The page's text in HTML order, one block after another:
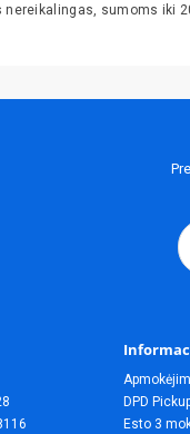
sumoms iki
DPD
Esto 3